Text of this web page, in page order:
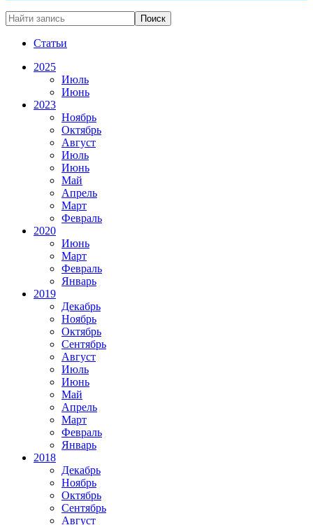
Статьи
2025
Июль
Июнь
2023
Ноябрь
Октябрь
Август
Июль
Июнь
Май
Апрель
Март
Февраль
2020
Июнь
Март
Февраль
Январь
2019
Декабрь
Ноябрь
Октябрь
Сентябрь
Август
Июль
Июнь
Май
Апрель
Март
Февраль
Январь
2018
Декабрь
Ноябрь
Октябрь
Сентябрь
Август